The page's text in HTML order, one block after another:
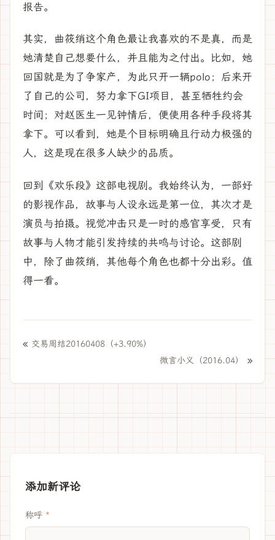
报告。
其实，曲筱绡这个角色最让我喜欢的不是真，而是
她清楚自己想要什么，并且能为之付出。比如，她
回国就是为了争家产，为此只开一辆polo；后来开
了自己的公司，努力拿下GI项目，甚至牺牲约会
时间；对赵医生一见钟情后，便使用各种手段将其
拿下。可以看到，她是个目标明确且行动力极强的
人，这是现在很多人缺少的品质。
回到《欢乐段》这部电视剧。我始终认为，一部好
的影视作品，故事与人设永远是第一位，其次才是
演员与拍摄。视觉冲击只是一时的感官享受，只有
故事与人物才能引发持续的共鸣与讨论。这部剧
中，除了曲筱绡，其他每个角色也都十分出彩。值
得一看。
« 交易周结20160408（+3.90%）
微言小义（2016.04）
»
添加新评论
称呼